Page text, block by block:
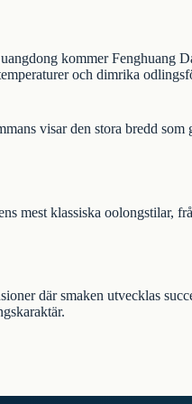
kommer Fenghuang
och dimrika
visar den stora bredd
mest klassiska oolongstilar,
där smaken utvecklas